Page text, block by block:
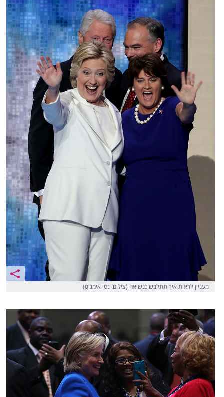
מעניין לראות איך תתלבש כנשיאה (צילום: גטי אימג'ס)